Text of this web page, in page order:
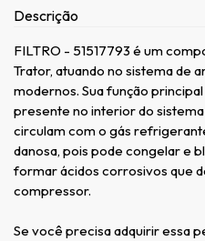
Descrição
FILTRO - 51517793 é um
Trator, atuando no sistema de
modernos. Sua função
presente no interior do
circulam com o gás
danosa, pois pode congelar e
formar ácidos corrosivos que
compressor.
Se você precisa adquirir essa